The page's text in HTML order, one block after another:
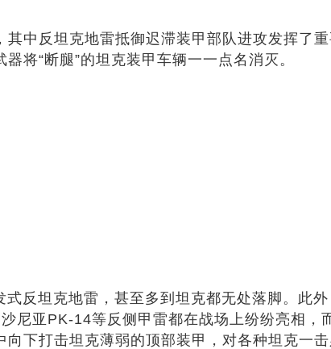
中反坦克地雷抵御迟滞装甲部队进攻发挥了
将“断腿”的坦克装甲车辆一一点名消灭。
反坦克地雷，甚至多到坦克都无处落脚。此
尼亚PK-14等反侧甲雷都在战场上纷纷亮相
下打击坦克薄弱的顶部装甲，对各种坦克一